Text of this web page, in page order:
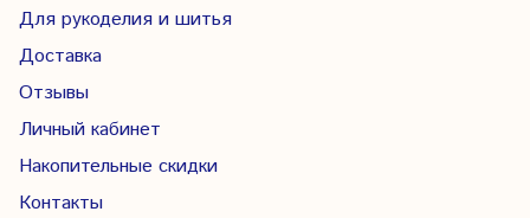
Для рукоделия и шитья
Доставка
Отзывы
Личный кабинет
Накопительные скидки
Контакты